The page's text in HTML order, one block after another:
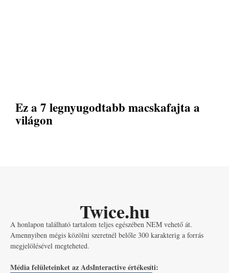
Ez a 7 legnyugodtabb macskafajta a
világon
Twice.hu
A honlapon található tartalom teljes egészében NEM vehető át.
Amennyiben mégis közölni szeretnél belőle 300 karakterig a forrás
megjelölésével megteheted.
Média felületeinket az AdsInteractive értékesíti: